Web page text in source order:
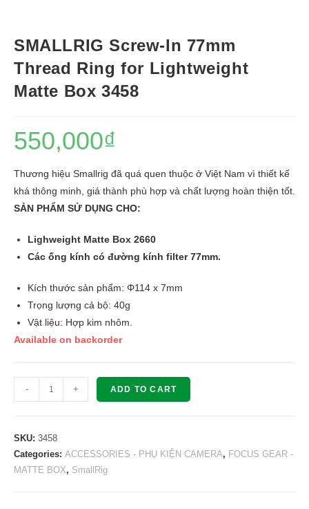
SMALLRIG Screw-In 77mm
Thread Ring for Lightweight
Matte Box 3458
550,000₫
Thương hiệu Smallrig đã quá quen thuộc ở Việt Nam vì thiết kế
khá thông minh, giá thành phù hợp và chất lượng hoàn thiện tốt.
SẢN PHẨM SỬ DỤNG CHO:
Lighweight Matte Box 2660
Các ống kính có đường kính filter 77mm.
Kích thước sản phẩm: Φ114 x 7mm
Trọng lượng cả bộ: 40g
Vật liệu: Hợp kim nhôm.
Available on backorder
SMALLRIG
Screw-
77mm
Thread
Ring
- + ADD TO CART
SKU: 3458
Categories: ACCESSORIES - PHỤ KIỆN CAMERA, FOCUS GEAR -
MATTE BOX, SmallRig